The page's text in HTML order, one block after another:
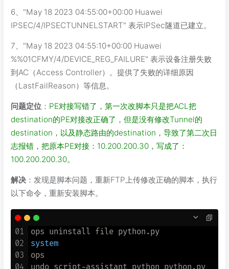
6、"May 18 2023 04:55:00+00:00 Huawei
IPSEC/4/IPSECTUNNELSTART" 表示IPSec隧道已建立。
7、"May 18 2023 04:55:10+00:00 Huawei
%%01CFMY/4/DEVICE_REG_FAILURE" 表示设备注册失败
到AC（Access Controller）。提供了失败的详细原因
（LastFailReason）等信息。
问题定位 ： PE对接写错了，第一次改脚本只是把ACL把
destination的PE对接改正确了，但是没有修改Tunnel的
destination，以及静态路由的destination，导致了第二次日
志报错，把原本PE对接：10.200.200.30，写成了：
100.200.200.30。
解决 ：发现是脚本问题，重新FTP上传修改正确的脚本，执行
以下命令，重新安装脚本。
01
02
03
04
system
ops
undo script-assistant python python.py